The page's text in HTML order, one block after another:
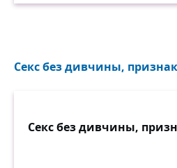
Секс без дивчины,
Секс без дивчины,